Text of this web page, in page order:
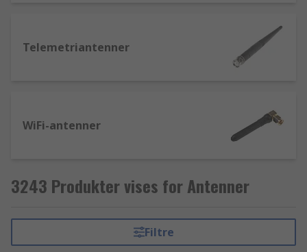
Telemetriantenner
WiFi-antenner
3243 Produkter vises for Antenner
Filtre